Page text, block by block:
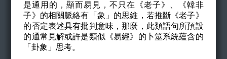
是通用的，顯而易見，不只在《老子》、
《韓非
子》 的相關脈絡有「象」的思維，若推斷《老子》
的否定表述具有批判意味，那麼，此類語句所預設
的通常見解或許是類似《易經》的卜筮系統蘊含的
「卦象」思考。